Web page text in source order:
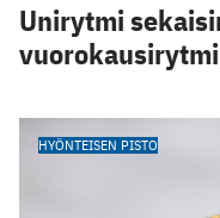
Unirytmi
HYÖNTEISEN PISTO